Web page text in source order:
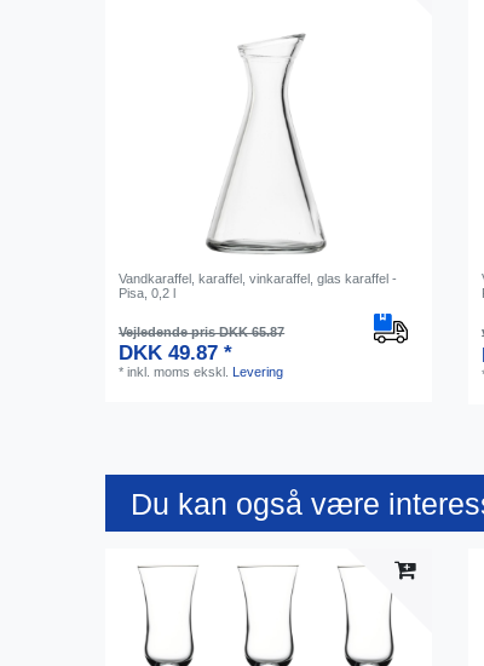
Vandkaraffel, karaffel, vinkaraffel, glas karaffel -
Pisa, 0,2 l
Vejledende pris DKK 65.87
DKK 49.87 *
*inkl. moms ekskl. Levering
Du kan også være